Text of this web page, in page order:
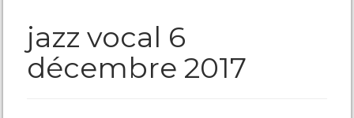
jazz vocal 6
décembre 2017